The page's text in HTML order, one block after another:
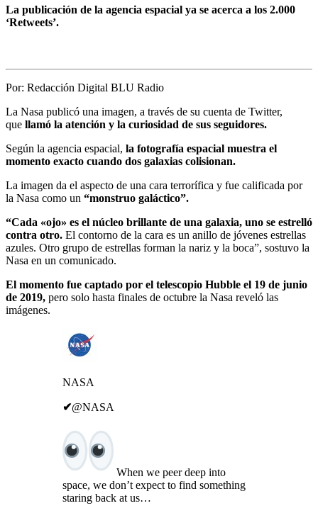
La publicación de la agencia espacial ya se acerca a los 2.000
‘Retweets’.
Por: Redacción Digital BLU Radio
La Nasa publicó una imagen, a través de su cuenta de Twitter,
que llamó la atención y la curiosidad de sus seguidores.
Según la agencia espacial, la fotografía espacial muestra el
momento exacto cuando dos galaxias colisionan.
La imagen da el aspecto de una cara terrorífica y fue calificada por
la Nasa como un “monstruo galáctico”.
“Cada «ojo» es el núcleo brillante de una galaxia, uno se estrelló
contra otro. El contorno de la cara es un anillo de jóvenes estrellas
azules. Otro grupo de estrellas forman la nariz y la boca”, sostuvo la
Nasa en un comunicado.
El momento fue captado por el telescopio Hubble el 19 de junio
de 2019, pero solo hasta finales de octubre la Nasa reveló las
imágenes.
NASA
✔@NASA
When we peer deep into
space, we don’t expect to find something
staring back at us…